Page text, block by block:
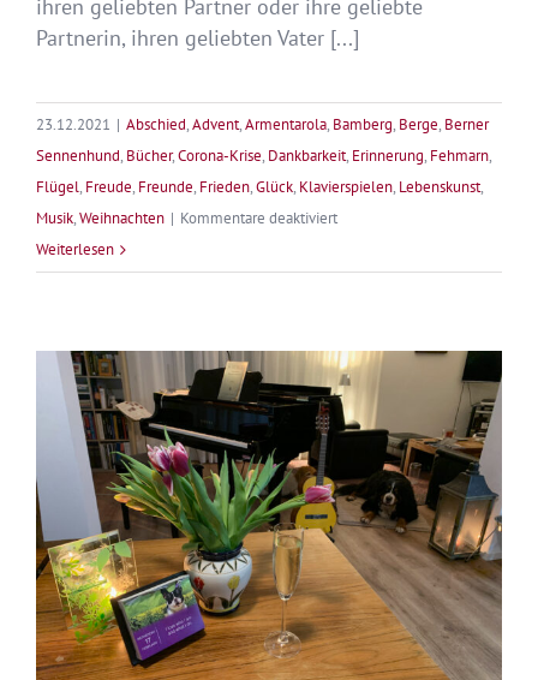
ihren geliebten Partner oder ihre geliebte
Partnerin, ihren geliebten Vater [...]
23.12.2021 | Abschied,Advent,Armentarola, Bamberg, Berge, Berner
Sennenhund, Bücher,Corona-Krise, Dankbarkeit, Erinnerung, Fehmarn,
Flügel, Freude, Freunde, Frieden,Glück, Klavierspielen, Lebenskunst,
Musik,Weihnachten | Kommentare deaktiviertfür
Weihnachten
Weiterlesen